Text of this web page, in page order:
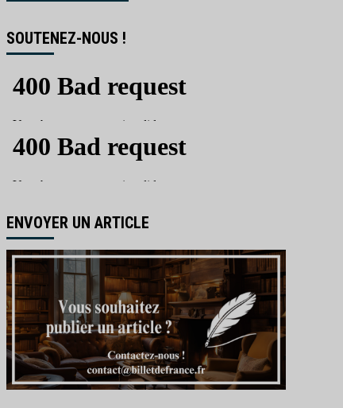
SOUTENEZ-NOUS !
ENVOYER UN ARTICLE